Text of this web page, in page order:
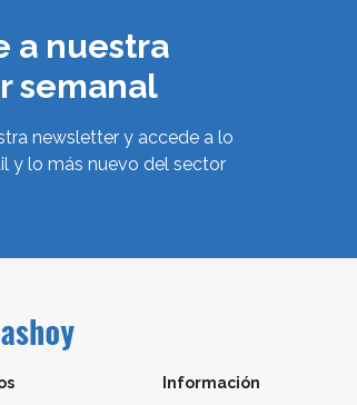
a nuestra
semanal
newsletter y accede a lo
y lo más nuevo del sector
Información